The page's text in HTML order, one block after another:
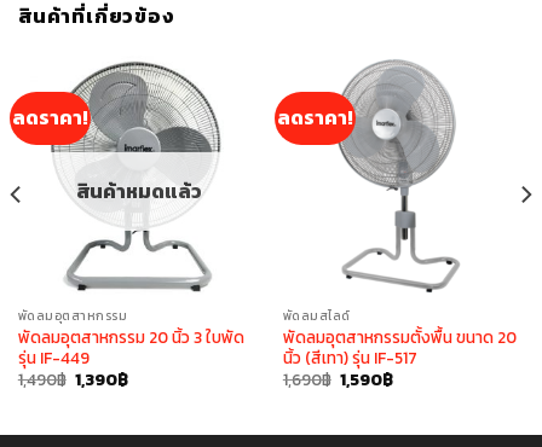
สินค้าที่เกี่ยวข้อง
ลดราคา!
สินค้าหมดแล้ว
พัดลมอุตสาหกรรม
พัดลมอุตสาหกรรม 20 นิ้ว 3 ใบพัด
รุ่น IF-449
1,490฿ Original
price
1,390฿Current
ลดราคา!
พัดลมสไลด์
พัดลมอุตสาหกรรมตั้งพื้น ขนาด 20
นิ้ว (สีเทา) รุ่น IF-517
1,690฿ Original
price
1,590฿Current